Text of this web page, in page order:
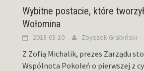
Wybitne postacie, które
Wołomina
2018-03-10 Zbyszek Grabiński
Z Zofią Michalik, prezes Zarządu
Wspólnota Pokoleń o pierwszej z